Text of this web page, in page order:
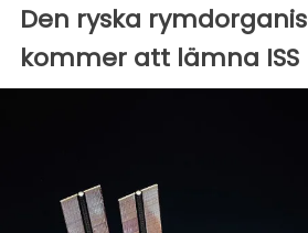
Den ryska
kommer att lämna ISS